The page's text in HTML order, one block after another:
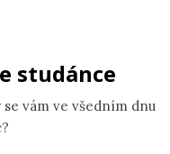
studánce
se vám ve všedním dnu